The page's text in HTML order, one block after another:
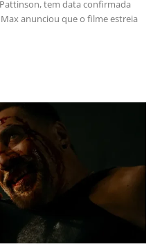
tem data confirmada
anunciou que o filme estreia